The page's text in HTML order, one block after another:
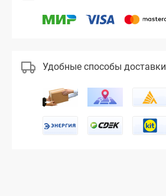
Удобные способы доставки